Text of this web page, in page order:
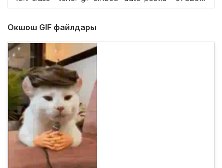
Окшош GIF файлдары